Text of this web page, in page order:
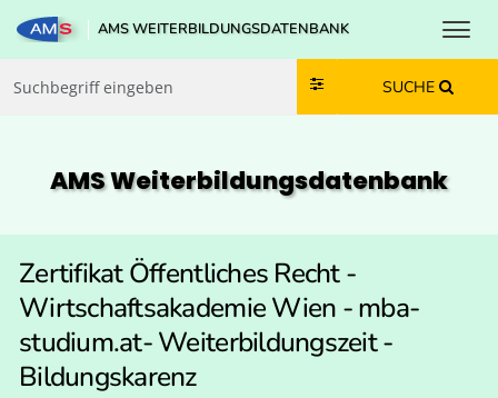
Zum Inhalt springen
Zum Navmenü springen
Zur Suche springen
Zur Footer springen
AMS WEITERBILDUNGSDATENBANK
SUCHE
AMS Weiterbildungs­datenbank
Zertifikat Öffentliches Recht -
Wirtschaftsakademie Wien - mba-
studium.at- Weiterbildungszeit -
Bildungskarenz